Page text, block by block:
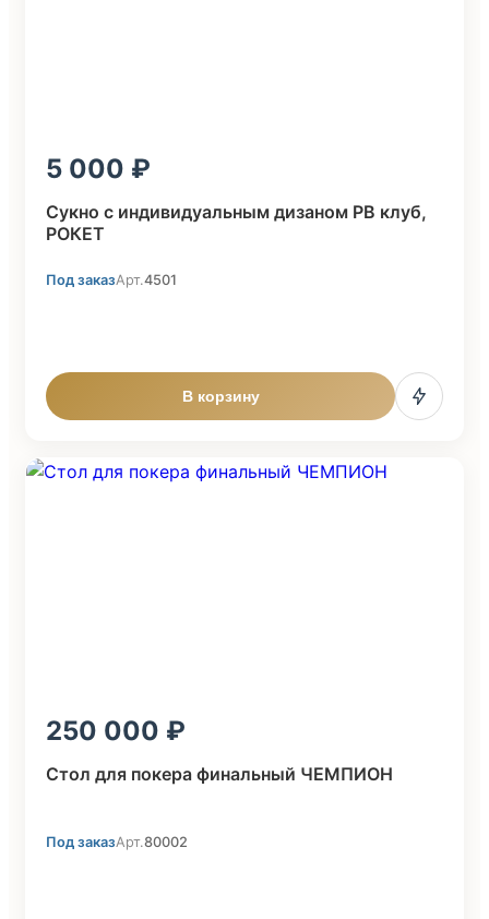
5 000
Cукно с индивидуальным дизаном PB клуб,
POКЕТ
Под заказАрт.4501
В корзину
250 000
Стол для покера финальный ЧЕМПИОН
Под заказАрт.80002